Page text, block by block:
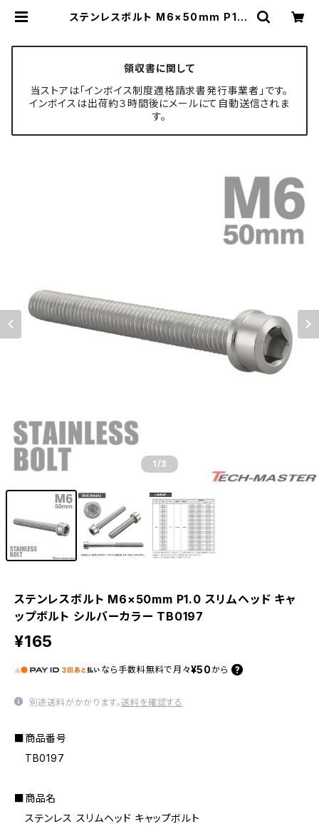
ステンレスボルト M6×50mm P1.0
R ボルト専門店
領収書に関して
当ストアは「インボイス制度適格請求書発行事業者」です。
インボイスは出荷約３時間後にメールにて自動送信されま
す。
1 /3
ステンレスボルト M6×50mm P1.0 スリムヘッド キャ
ップボルト シルバーカラー TB0197
¥165
なら 手数料無料で 月々¥50 から
別途送料がかかります。送料を確認する
■商品番号
TB0197
■商品名
ステンレス スリムヘッド キャップボルト